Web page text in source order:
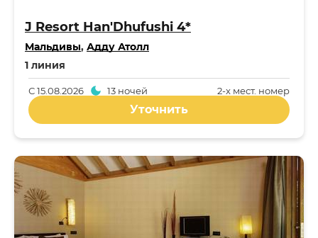
J Resort Han'Dhufushi 4*
Мальдивы, Адду Атолл
1 линия
2-x мест. номер
С15.08.2026 13 ночей
Уточнить